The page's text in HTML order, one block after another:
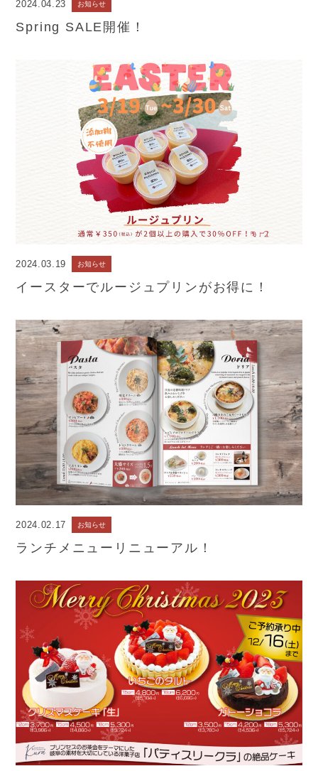
2024.04.23 お知らせ
Spring SALE開催！
2024.03.19 お知らせ
イースターでルージュプリンがお得に！
2024.02.17 お知らせ
ランチメニューリニューアル！